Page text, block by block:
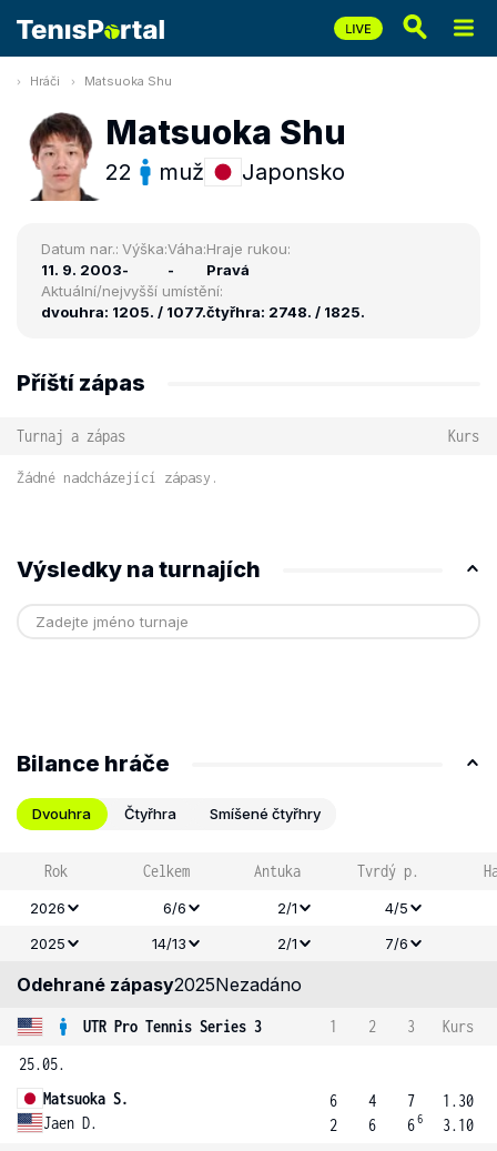
Hráči Matsuoka Shu
Matsuoka Shu
22 muž Japonsko
Datum nar.:
11. 9. 2003
Výška:
-
Váha:
-
Hraje rukou:
Pravá
Aktuální/nejvyšší umístění:
dvouhra: 1205. / 1077.čtyřhra: 2748. / 1825.
Příští zápas
Turnaj a zápas Kurs
Žádné nadcházející zápasy.
Výsledky na turnajích
Bilance hráče
Dvouhra Čtyřhra Smíšené čtyřhry
Rok Celkem Antuka Tvrdý p.
2026 6/6 2/1
4/5
2025
14/13 2/1 7/6
Odehrané zápasy2025Nezadáno
UTR Pro Tennis Series 3 1 2 3
Kurs
25.05.
Matsuoka S.
Jaen D.
6
2
4
6
7
66
1.30
3.10